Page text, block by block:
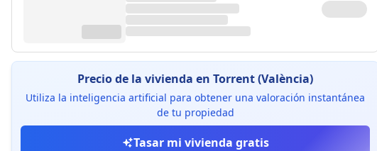
Precio de la vivienda en Torrent (València)
Utiliza la inteligencia artificial para obtener una valoración instantánea
de tu propiedad
Tasar mi vivienda gratis